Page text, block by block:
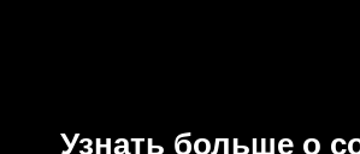
Узнать больше о